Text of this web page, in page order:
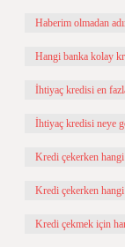
Haberim olmadan
Hangi banka kolay
İhtiyaç kredisi en
İhtiyaç kredisi neye
Kredi çekerken
Kredi çekerken hangi
Kredi çekmek için